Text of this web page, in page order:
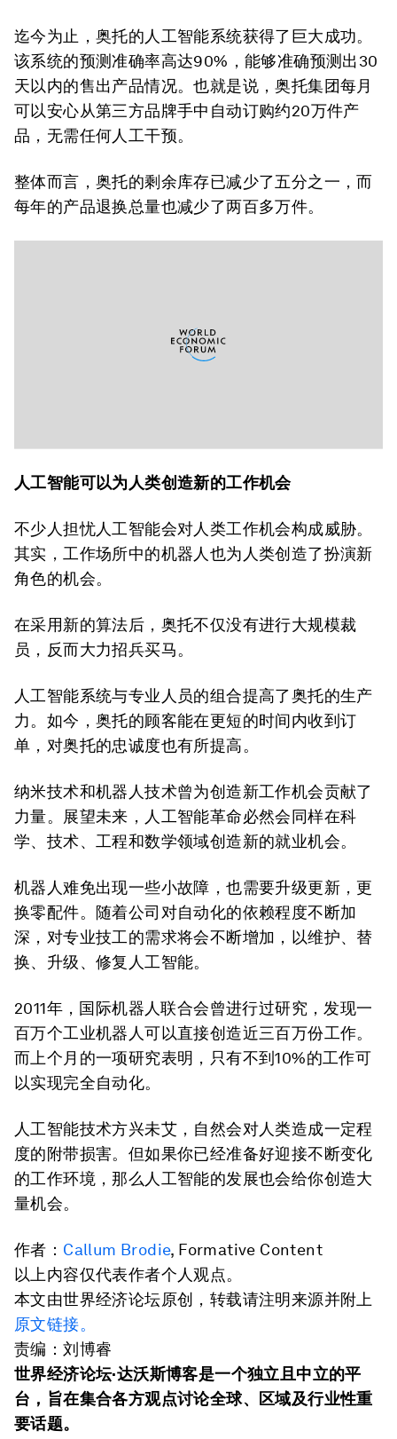
迄今为止，奥托的人工智能系统获得了巨大成功。
该系统的预测准确率高达90%，能够准确预测出30
天以内的售出产品情况。也就是说，奥托集团每月
可以安心从第三方品牌手中自动订购约20万件产
品，无需任何人工干预。
整体而言，奥托的剩余库存已减少了五分之一，而
每年的产品退换总量也减少了两百多万件。
人工智能可以为人类创造新的工作机会
不少人担忧人工智能会对人类工作机会构成威胁。
其实，工作场所中的机器人也为人类创造了扮演新
角色的机会。
在采用新的算法后，奥托不仅没有进行大规模裁
员，反而大力招兵买马。
人工智能系统与专业人员的组合提高了奥托的生产
力。如今，奥托的顾客能在更短的时间内收到订
单，对奥托的忠诚度也有所提高。
纳米技术和机器人技术曾为创造新工作机会贡献了
力量。展望未来，人工智能革命必然会同样在科
学、技术、工程和数学领域创造新的就业机会。
机器人难免出现一些小故障，也需要升级更新，更
换零配件。随着公司对自动化的依赖程度不断加
深，对专业技工的需求将会不断增加，以维护、替
换、升级、修复人工智能。
2011年，国际机器人联合会曾进行过研究，发现一
百万个工业机器人可以直接创造近三百万份工作。
而上个月的一项研究表明，只有不到10%的工作可
以实现完全自动化。
人工智能技术方兴未艾，自然会对人类造成一定程
度的附带损害。但如果你已经准备好迎接不断变化
的工作环境，那么人工智能的发展也会给你创造大
量机会。
作者： Callum Brodie, Formative Content
以上内容仅代表作者个人观点。
本文由世界经济论坛原创，转载请注明来源并附上
原文链接。
责编：刘博睿
世界经济论坛·达沃斯博客是一个独立且中立的平
台，旨在集合各方观点讨论全球、区域及行业性重
要话题。